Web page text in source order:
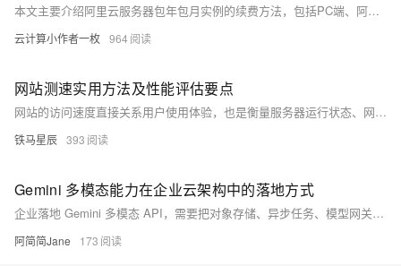
本文主要介绍阿里云服务器包年包月实例的续费方法，包括PC端、阿里云App端和API/CLI续费的具体步骤。同时，文章还探讨了续费优惠的类型及规则，如限时活动优惠、长期折扣政策、节省计划与预留实例券等，帮助用户最大化利用优惠，降低长期使用成本。此外，还介绍了续费过程中的注意事项，如自动续费限制、续费变配选项等，确保云服务器的稳定运行和数据安全。
云计算小作者一枚 964
网站测速实用方法及性能评估要点
网站的访问速度直接关系用户使用体验，也是衡量服务器运行状态、网络链路质量、站点优化效果的关键指标。在日常网站运维管理中，通过规范的测速方式，能够及时发现页面加载缓慢、地域访问差异、连接不稳定等问题，为后续优化调整提供有效参考。
铁马星辰 393
Gemini 多模态能力在企业云架构中的落地方式
企业落地 Gemini 多模态 API，需要把对象存储、异步任务、模型网关、审核流、日志审计和成本统计一起设计。本文给出一套云上架构拆解。
阿简简Jane 173